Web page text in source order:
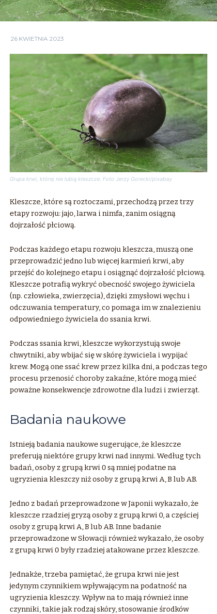
26 KWIETNIA 2023
Grupa krwi, której nie lubią kleszcze. Foto Jerzy Gorecki/pixabay
Kleszcze, które są roztoczami, przechodzą przez trzy
etapy rozwoju: jajo, larwa i nimfa, zanim osiągną
dojrzałość płciową.
Podczas każdego etapu rozwoju kleszcza, muszą one
przeprowadzić jedno lub więcej karmień krwi, aby
przejść do kolejnego etapu i osiągnąć dojrzałość płciową.
Kleszcze potrafią wykryć obecność swojego żywiciela
(np. człowieka, zwierzęcia), dzięki zmysłowi węchu i
odczuwania temperatury, co pomaga im w znalezieniu
odpowiedniego żywiciela do ssania krwi.
Podczas ssania krwi, kleszcze wykorzystują swoje
chwytniki, aby wbijać się w skórę żywiciela i wypijać
krew. Mogą one ssać krew przez kilka dni, a podczas tego
procesu przenosić choroby zakaźne, które mogą mieć
poważne konsekwencje zdrowotne dla ludzi i zwierząt.
Badania naukowe
Istnieją badania naukowe sugerujące, że kleszcze
preferują niektóre grupy krwi nad innymi. Według tych
badań, osoby z grupą krwi 0 są mniej podatne na
ugryzienia kleszczy niż osoby z grupą krwi A, B lub AB.
Jedno z badań przeprowadzone w Japonii wykazało, że
kleszcze rzadziej gryzą osoby z grupą krwi 0, a częściej
osoby z grupą krwi A, B lub AB. Inne badanie
przeprowadzone w Słowacji również wykazało, że osoby
z grupą krwi 0 były rzadziej atakowane przez kleszcze.
Jednakże, trzeba pamiętać, że grupa krwi nie jest
jedynym czynnikiem wpływającym na podatność na
ugryzienia kleszczy. Wpływ na to mają również inne
czynniki, takie jak rodzaj skóry, stosowanie środków